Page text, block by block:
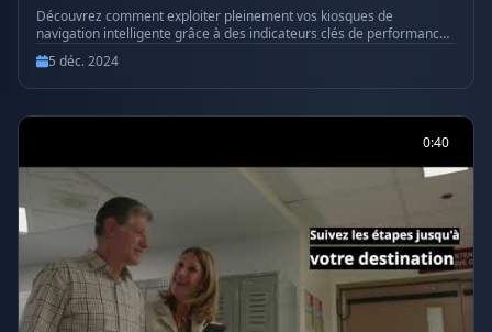
Découvrez comment exploiter pleinement vos kiosques de
navigation intelligente grâce à des indicateurs clés de performance
(KPI) exploitables ! 📊 Transformez les données collectées en
décisions stratégiques pour améliorer l'expérience des visiteurs et
optimiser vos opérations. De l’identification des itinéraires les plus
tableau de bord révolutionnaire vous donne les clés pour agir
#NavigationIntelligente #KiosqueInteractif #IndicateursClés
#DécisionsData #OptimisationEspaces #ExpérienceVisiteur
#SignalisationDigitale #DonnéesExploitables #KiosquesWayfinding
5 déc. 2024
0:40